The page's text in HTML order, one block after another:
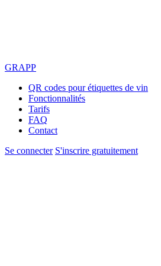
GRAPP
QR codes pour étiquettes de vin
Fonctionnalités
Tarifs
FAQ
Contact
Se connecter S'inscrire gratuitement